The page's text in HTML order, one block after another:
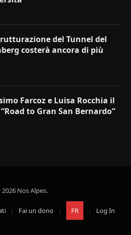
del Tunnel del
costerà ancora di più
Farcoz e Luisa Rocchia il
to Gran San Bernardo”
Nos Alpes.
Fai un dono FR Log In